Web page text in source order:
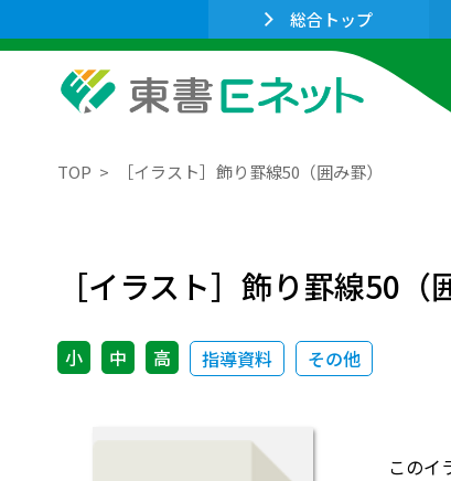
総合トップ
TOP ［イラスト］飾り罫線50（囲み罫）
［イラスト］飾り罫線50（
小 中 高 指導資料 その他
このイ